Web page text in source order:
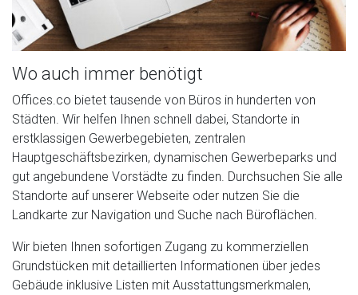
Wo auch immer benötigt
Offices.co bietet tausende von Büros in hunderten von
Städten. Wir helfen Ihnen schnell dabei, Standorte in
erstklassigen Gewerbegebieten, zentralen
Hauptgeschäftsbezirken, dynamischen Gewerbeparks und
gut angebundene Vorstädte zu finden. Durchsuchen Sie alle
Standorte auf unserer Webseite oder nutzen Sie die
Landkarte zur Navigation und Suche nach Büroflächen.
Wir bieten Ihnen sofortigen Zugang zu kommerziellen
Grundstücken mit detaillierten Informationen über jedes
Gebäude inklusive Listen mit Ausstattungsmerkmalen,